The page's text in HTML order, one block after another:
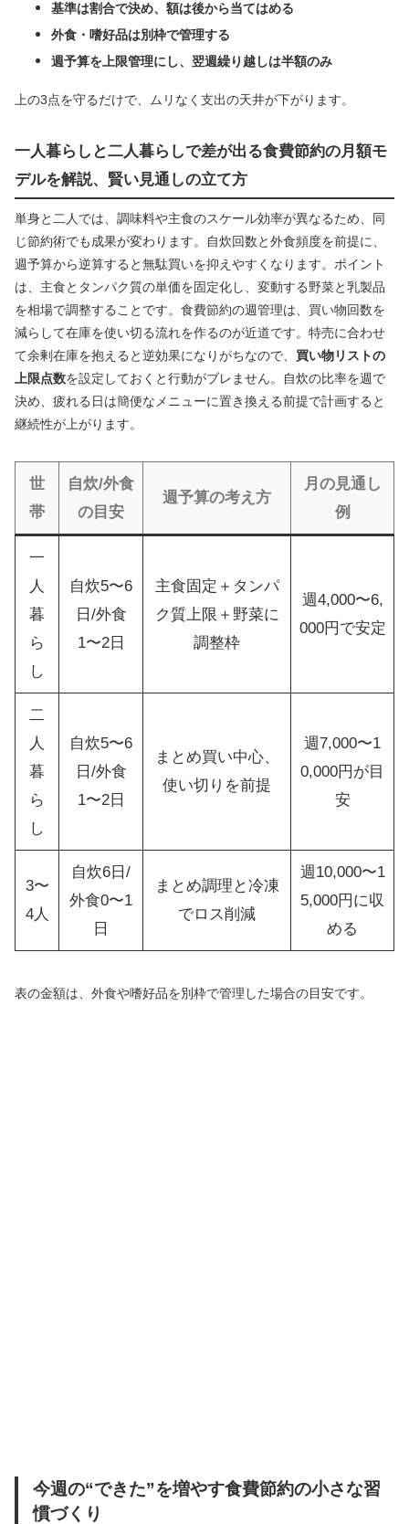
基準は割合で決め、額は後から当てはめる
外食・嗜好品は別枠で管理する
週予算を上限管理にし、翌週繰り越しは半額のみ
上の3点を守るだけで、ムリなく支出の天井が下がります。
一人暮らしと二人暮らしで差が出る食費節約の月額モ
デルを解説、賢い見通しの立て方
単身と二人では、調味料や主食のスケール効率が異なるため、同
じ節約術でも成果が変わります。自炊回数と外食頻度を前提に、
週予算から逆算すると無駄買いを抑えやすくなります。ポイント
は、主食とタンパク質の単価を固定化し、変動する野菜と乳製品
を相場で調整することです。食費節約の週管理は、買い物回数を
減らして在庫を使い切る流れを作るのが近道です。特売に合わせ
て余剰在庫を抱えると逆効果になりがちなので、 買い物リストの
上限点数を設定しておくと行動がブレません。自炊の比率を週で
決め、疲れる日は簡便なメニューに置き換える前提で計画すると
継続性が上がります。
世
帯
自炊/外食
の目安
週予算の考え方
月の見通し
例
一
人
暮
ら
し
自炊5〜6
日/外食
1〜2日
主食固定＋タンパ
ク質上限＋野菜に
調整枠
週4,000〜6,
000円で安定
二
人
暮
ら
し
自炊5〜6
日/外食
1〜2日
まとめ買い中心、
使い切りを前提
週7,000〜1
0,000円が目
安
3〜
4人
自炊6日/
外食0〜1
日
まとめ調理と冷凍
でロス削減
週10,000〜1
5,000円に収
める
表の金額は、外食や嗜好品を別枠で管理した場合の目安です。
今週の“できた”を増やす食費節約の小さな習
慣づくり